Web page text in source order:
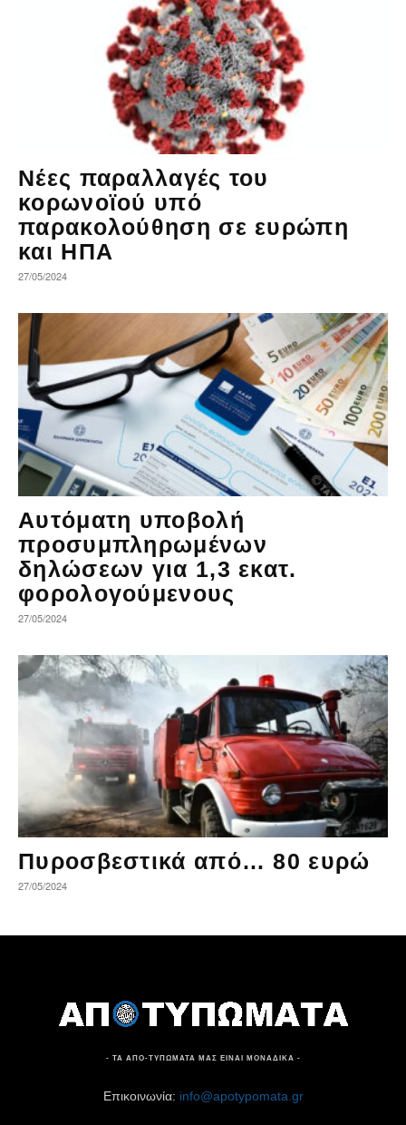
Νέες παραλλαγές του
κορωνοϊού υπό
παρακολούθηση σε ευρώπη
και ΗΠΑ
27/05/2024
Αυτόματη υποβολή
προσυμπληρωμένων
δηλώσεων για 1,3 εκατ.
φορολογούμενους
27/05/2024
Πυροσβεστικά από… 80 ευρώ
27/05/2024
- ΤΑ ΑΠΟ-ΤΥΠΩΜΑΤΑ ΜΑΣ ΕΙΝΑΙ ΜΟΝΑΔΙΚΑ -
Επικοινωνία: info@apotypomata.gr